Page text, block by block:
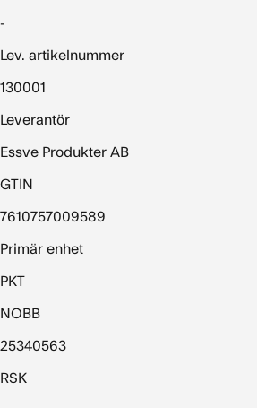
-
Lev. artikelnummer
130001
Leverantör
Essve Produkter AB
GTIN
7610757009589
Primär enhet
PKT
NOBB
25340563
RSK